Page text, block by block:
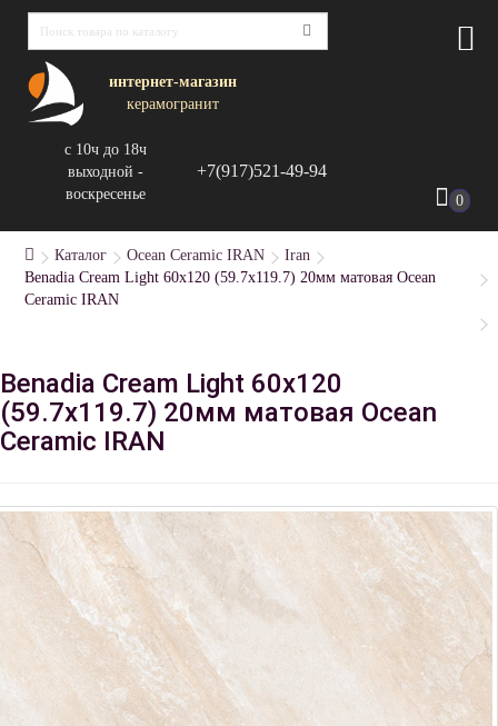
интернет-магазин
керамогранит
с 10ч до 18ч
выходной -
воскресенье
+7(917)521-49-94
0
Каталог Ocean Ceramic IRAN
Iran
Benadia Cream Light 60х120 (59.7х119.7) 20мм матовая Ocean
Ceramic IRAN
Benadia Cream Light 60х120
(59.7х119.7) 20мм матовая Ocean
Ceramic IRAN